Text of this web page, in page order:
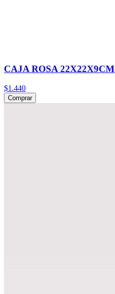
CAJA ROSA 22X22X9CM
$1.440
Comprar